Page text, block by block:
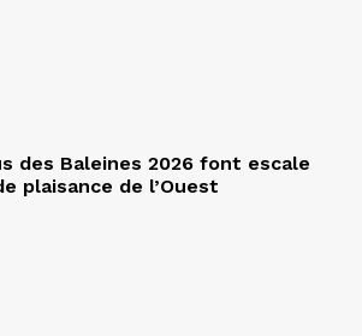
des Baleines 2026 font escale
plaisance de l’Ouest